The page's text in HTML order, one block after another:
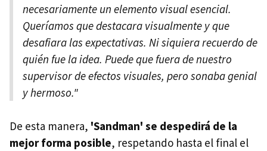
necesariamente un elemento visual esencial.
Queríamos que destacara visualmente y que
desafiara las expectativas. Ni siquiera recuerdo de
quién fue la idea. Puede que fuera de nuestro
supervisor de efectos visuales, pero sonaba genial
y hermoso."
De esta manera, 'Sandman' se despedirá de la
mejor forma posible, respetando hasta el final el